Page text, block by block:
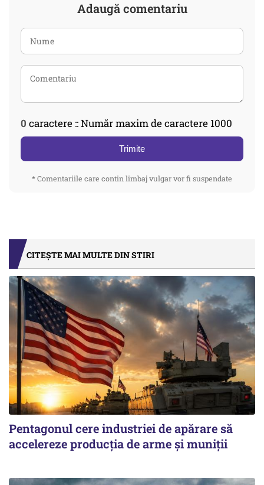
Adaugă comentariu
0 caractere :: Număr maxim de caractere 1000
Trimite
* Comentariile care contin limbaj vulgar vor fi suspendate
CITEȘTE MAI MULTE DIN STIRI
Pentagonul cere industriei de apărare să
accelereze producția de arme și muniții